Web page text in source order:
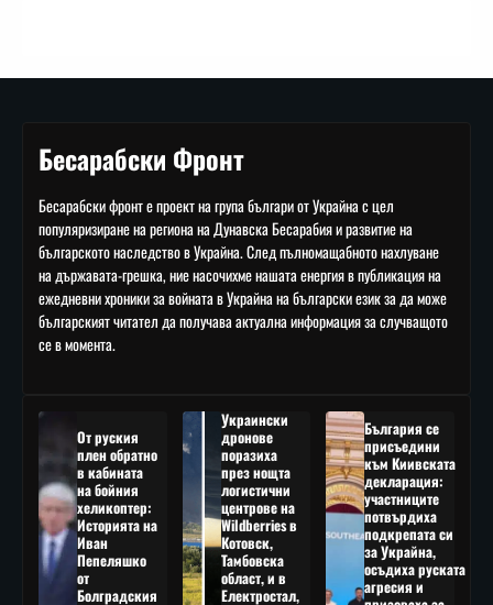
Бесарабски Фронт
Бесарабски фронт е проект на група българи от Украйна с цел
популяризиране на региона на Дунавска Бесарабия и развитие на
българското наследство в Украйна. След пълномащабното нахлуване
на държавата-грешка, ние насочихме нашата енергия в публикация на
ежедневни хроники за войната в Украйна на български език за да може
българският читател да получава актуална информация за случващото
се в момента.
От руския
плен обратно
в кабината
на бойния
хеликоптер:
Историята на
Иван
Пепеляшко
от
Болградския
Украински
дронове
поразиха
през нощта
логистични
центрове на
Wildberries в
Котовск,
Тамбовска
област, и в
Електростал,
България се
присъедини
към Киивската
декларация:
участниците
потвърдиха
подкрепата си
за Украйна,
осъдиха руската
агресия и